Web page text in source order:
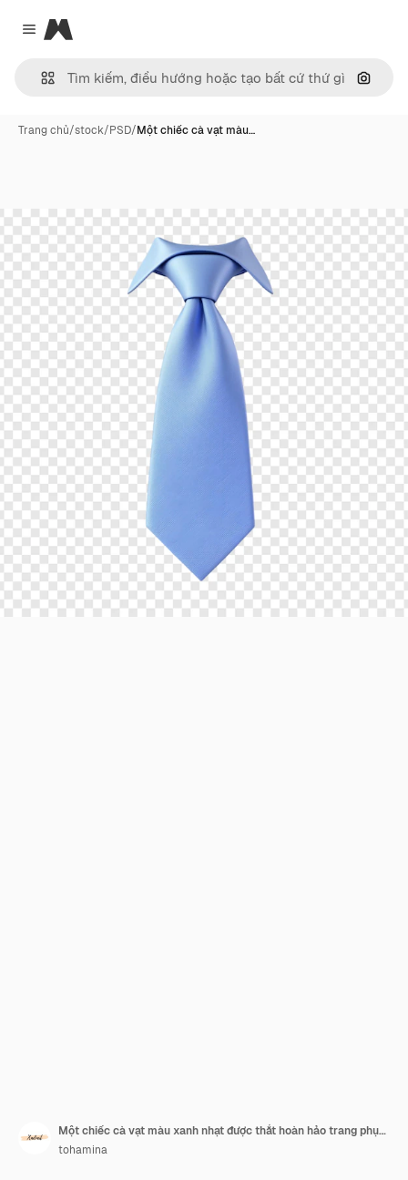
Close menu
Magnific
Tìm
Trang chủ/stock/PSD/Một chiếc cà vạt màu…
Một chiếc cà vạt màu xanh nhạt được thắt hoàn hảo trang phục chuyên nghiệp thanh lịch và phong cách
tohamina